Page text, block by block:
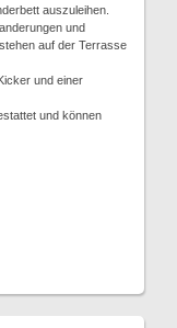
auszuleihen.
und
auf der Terrasse
und einer
und können